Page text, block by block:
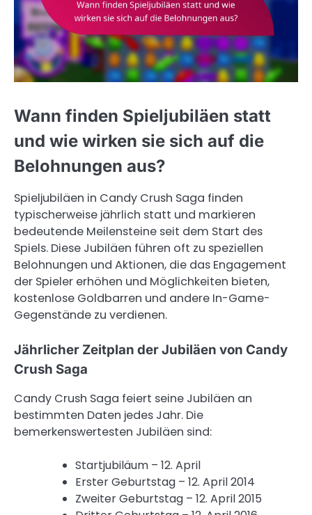
Wann finden Spieljubiläen statt
und wie wirken sie sich auf die
Belohnungen aus?
Spieljubiläen in Candy Crush Saga finden
typischerweise jährlich statt und markieren
bedeutende Meilensteine seit dem Start des
Spiels. Diese Jubiläen führen oft zu speziellen
Belohnungen und Aktionen, die das Engagement
der Spieler erhöhen und Möglichkeiten bieten,
kostenlose Goldbarren und andere In-Game-
Gegenstände zu verdienen.
Jährlicher Zeitplan der Jubiläen von Candy
Crush Saga
Candy Crush Saga feiert seine Jubiläen an
bestimmten Daten jedes Jahr. Die
bemerkenswertesten Jubiläen sind:
Startjubiläum – 12. April
Erster Geburtstag – 12. April 2014
Zweiter Geburtstag – 12. April 2015